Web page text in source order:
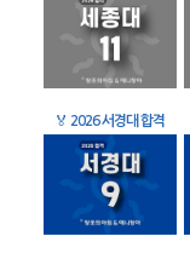
🏅 2026 서경대 합격